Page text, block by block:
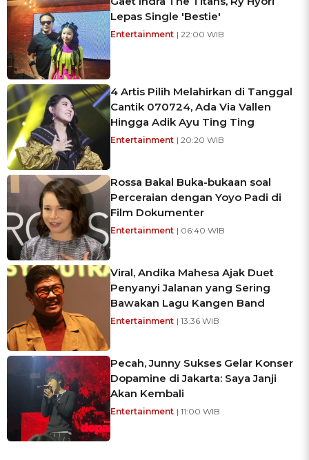
Lepas Single 'Bestie'
Entertainment | 22:00 WIB
4 Artis Pilih Melahirkan di Tanggal
Cantik 070724, Ada Via Vallen
Hingga Adik Ayu Ting Ting
Entertainment | 20:20 WIB
Rossa Bakal Buka-bukaan soal
Perceraian dengan Yoyo Padi di
Film Dokumenter
Entertainment | 06:40 WIB
Viral, Andika Mahesa Ajak Duet
Penyanyi Jalanan yang Sering
Bawakan Lagu Kangen Band
Entertainment | 13:36 WIB
Pecah, Junny Sukses Gelar Konser
Dopamine di Jakarta: Saya Janji
Akan Kembali
Entertainment | 11:00 WIB